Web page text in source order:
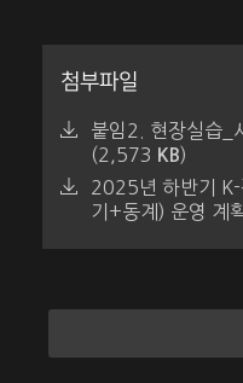
첨부파일
붙임2. 현장실습_
(2,573 KB)
2025년 하반기
기+동계) 운영 계